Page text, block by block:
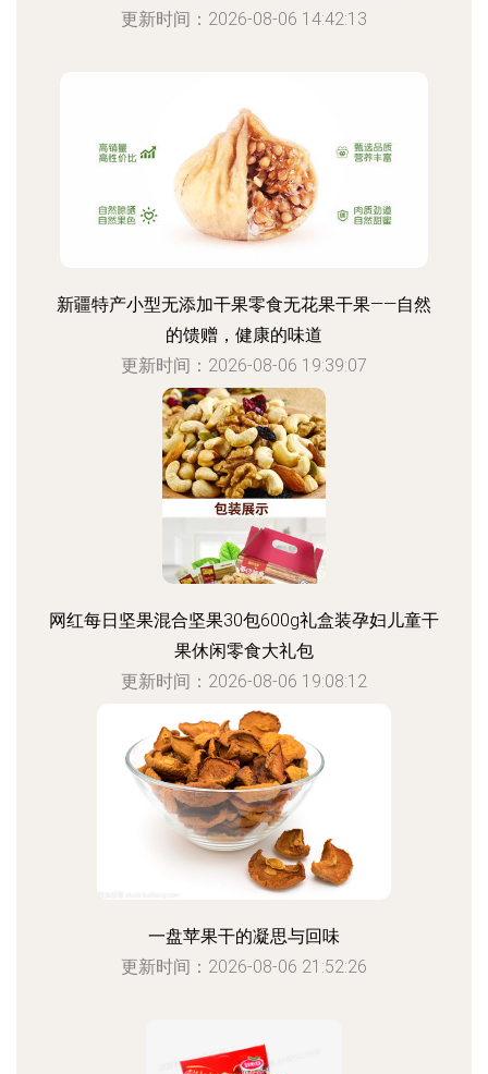
更新时间：2026-08-06 14:42:13
新疆特产小型无添加干果零食无花果干果——自然
的馈赠，健康的味道
更新时间：2026-08-06 19:39:07
网红每日坚果混合坚果30包600g礼盒装孕妇儿童干
果休闲零食大礼包
更新时间：2026-08-06 19:08:12
一盘苹果干的凝思与回味
更新时间：2026-08-06 21:52:26